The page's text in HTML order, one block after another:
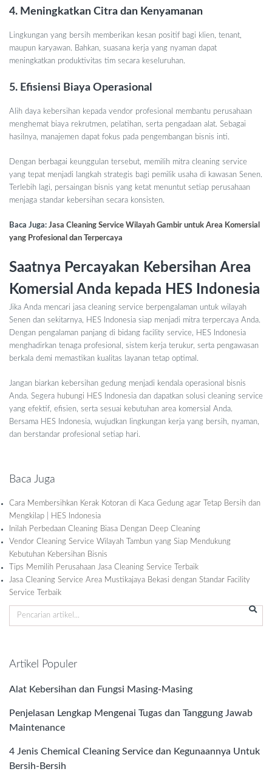
4. Meningkatkan Citra dan Kenyamanan
Lingkungan yang bersih memberikan kesan positif bagi klien, tenant,
maupun karyawan. Bahkan, suasana kerja yang nyaman dapat
meningkatkan produktivitas tim secara keseluruhan.
5. Efisiensi Biaya Operasional
Alih daya kebersihan kepada vendor profesional membantu perusahaan
menghemat biaya rekrutmen, pelatihan, serta pengadaan alat. Sebagai
hasilnya, manajemen dapat fokus pada pengembangan bisnis inti.
Dengan berbagai keunggulan tersebut, memilih mitra cleaning service
yang tepat menjadi langkah strategis bagi pemilik usaha di kawasan Senen.
Terlebih lagi, persaingan bisnis yang ketat menuntut setiap perusahaan
menjaga standar kebersihan secara konsisten.
Baca Juga: Jasa Cleaning Service Wilayah Gambir untuk Area Komersial
yang Profesional dan Terpercaya
Saatnya Percayakan Kebersihan Area
Komersial Anda kepada HES Indonesia
Jika Anda mencari jasa cleaning service berpengalaman untuk wilayah
Senen dan sekitarnya, HES Indonesia siap menjadi mitra terpercaya Anda.
Dengan pengalaman panjang di bidang facility service, HES Indonesia
menghadirkan tenaga profesional, sistem kerja terukur, serta pengawasan
berkala demi memastikan kualitas layanan tetap optimal.
Jangan biarkan kebersihan gedung menjadi kendala operasional bisnis
Anda. Segera hubungi HES Indonesia dan dapatkan solusi cleaning service
yang efektif, efisien, serta sesuai kebutuhan area komersial Anda.
Bersama HES Indonesia, wujudkan lingkungan kerja yang bersih, nyaman,
dan berstandar profesional setiap hari.
Baca Juga
Cara Membersihkan Kerak Kotoran di Kaca Gedung agar Tetap Bersih dan
Mengkilap | HES Indonesia
Inilah Perbedaan Cleaning Biasa Dengan Deep Cleaning
Vendor Cleaning Service Wilayah Tambun yang Siap Mendukung
Kebutuhan Kebersihan Bisnis
Tips Memilih Perusahaan Jasa Cleaning Service Terbaik
Jasa Cleaning Service Area Mustikajaya Bekasi dengan Standar Facility
Service Terbaik
Artikel Populer
Alat Kebersihan dan Fungsi Masing-Masing
Penjelasan Lengkap Mengenai Tugas dan Tanggung Jawab
Maintenance
4 Jenis Chemical Cleaning Service dan Kegunaannya Untuk
Bersih-Bersih